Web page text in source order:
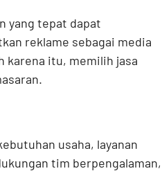
yang tepat dapat
reklame sebagai media
karena itu, memilih jasa
usaha, layanan
tim berpengalaman,